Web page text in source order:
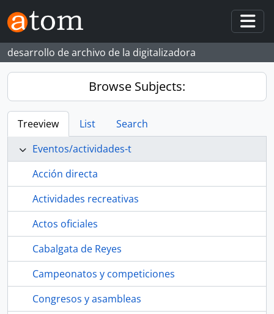
Skip to main content
desarrollo de archivo de la digitalizadora
Browse Subjects:
Treeview List
Search
Eventos/actividades-t
Acción directa
Actividades recreativas
Actos oficiales
Cabalgata de Reyes
Campeonatos y competiciones
Congresos y asambleas